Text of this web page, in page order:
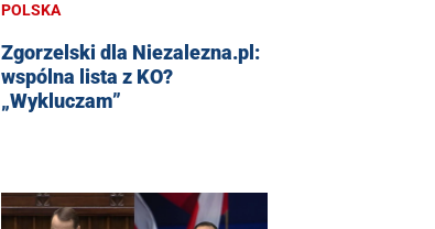
POLSKA
Zgorzelski dla Niezalezna.pl:
wspólna lista z KO?
„Wykluczam”